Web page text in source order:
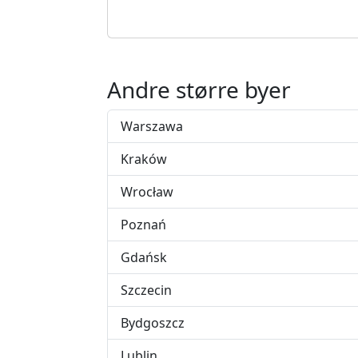
Andre større byer
Warszawa
Kraków
Wrocław
Poznań
Gdańsk
Szczecin
Bydgoszcz